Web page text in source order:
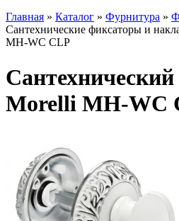
Главная » Каталог » Фурнитура »
Сантехнические фиксаторы и
MH-WC CLP
Morelli MH-WC